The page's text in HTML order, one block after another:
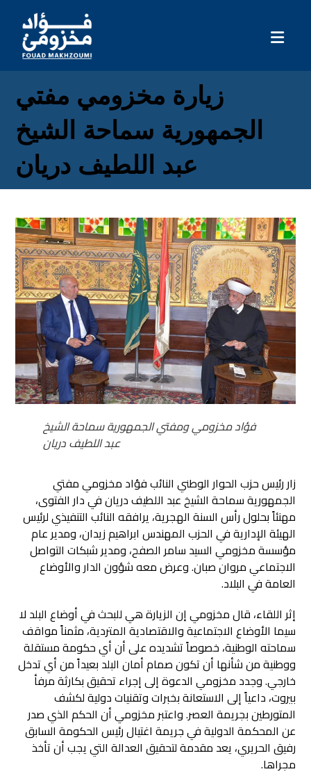
زيارة مخزومي مفتي
الجمهورية سماحة الشيخ
عبد اللطيف دريان
فؤاد مخزومي ومفتي الجمهورية سماحة الشيخ
عبد اللطيف دريان
زار رئيس حزب الحوار الوطني النائب فؤاد مخزومي مفتي
الجمهورية سماحة الشيخ عبد اللطيف دريان في دار الفتوى،
مهنئاً بحلول رأس السنة الهجرية، يرافقه النائب التنفيذي لرئيس
الهيئة الإدارية في الحزب المهندس ابراهيم زيدان، ومدير عام
مؤسسة مخزومي السيد سامر الصفح، ومدير شبكات التواصل
الاجتماعي مروان صبان. وعرض معه شؤون الدار والأوضاع
العامة في البلاد.
إثر اللقاء، قال مخزومي إن الزيارة هي للبحث في أوضاع البلد لا
سيما الأوضاع الاجتماعية والاقتصادية المتردية، مثمناً مواقف
سماحته الوطنية، خصوصاً تشديده على أن أي حكومة مستقلة
ووطنية من شأنها أن تكون صمام أمان البلد بعيداً من أي تدخل
خارجي. وجدد مخزومي الدعوة إلى إجراء تحقيق بكارثة مرفأ
بيروت، داعياً إلى الاستعانة بخبرات وتقنيات دولية لكشف
المتورطين بجريمة العصر. واعتبر مخزومي أن الحكم الذي صدر
عن المحكمة الدولية في جريمة اغتيال رئيس الحكومة السابق
رفيق الحريري، يعد مقدمة لتحقيق العدالة التي يجب أن تأخذ
مجراها.